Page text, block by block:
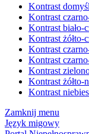
Kontrast
Kontrast
Kontrast biało-
Kontrast żółto-
Kontrast
Kontrast
Kontrast
Kontrast żółto-
Kontrast
Zamknij menu
Język migowy